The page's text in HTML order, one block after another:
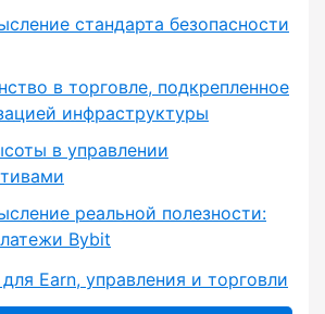
стандарта безопасности
в торговле, подкрепленное
инфраструктуры
в управлении
реальной полезности:
Bybit
Earn, управления и торговли